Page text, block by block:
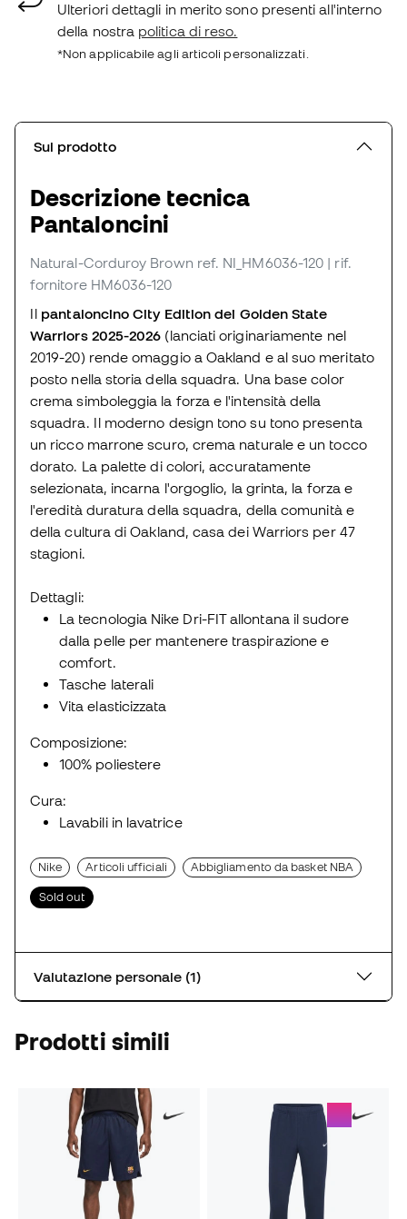
Ulteriori dettagli in merito sono presenti all'interno
della nostra politica di reso.
*Non applicabile agli articoli personalizzati.
Sul prodotto
Descrizione tecnica
Pantaloncini
Natural-Corduroy Brown ref. NI_HM6036-120 | rif.
fornitore HM6036-120
Il pantaloncino City Edition dei Golden State
Warriors 2025-2026 (lanciati originariamente nel
2019-20) rende omaggio a Oakland e al suo meritato
posto nella storia della squadra. Una base color
crema simboleggia la forza e l'intensità della
squadra. Il moderno design tono su tono presenta
un ricco marrone scuro, crema naturale e un tocco
dorato. La palette di colori, accuratamente
selezionata, incarna l'orgoglio, la grinta, la forza e
l'eredità duratura della squadra, della comunità e
della cultura di Oakland, casa dei Warriors per 47
stagioni.
Dettagli:
La tecnologia Nike Dri-FIT allontana il sudore
dalla pelle per mantenere traspirazione e
comfort.
Tasche laterali
Vita elasticizzata
Composizione:
100% poliestere
Cura:
Lavabili in lavatrice
Nike Articoli ufficiali Abbigliamento da basket NBA
Sold out
Valutazione personale (1)
Prodotti simili